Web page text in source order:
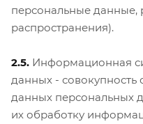
персональные
распространения).
2.5. Информационная
данных - совокупность
данных персональных
их обработку